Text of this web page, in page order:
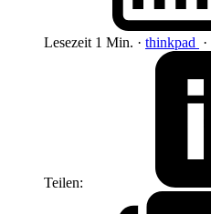
Lesezeit 1 Min. · thinkpad ·
Teilen: